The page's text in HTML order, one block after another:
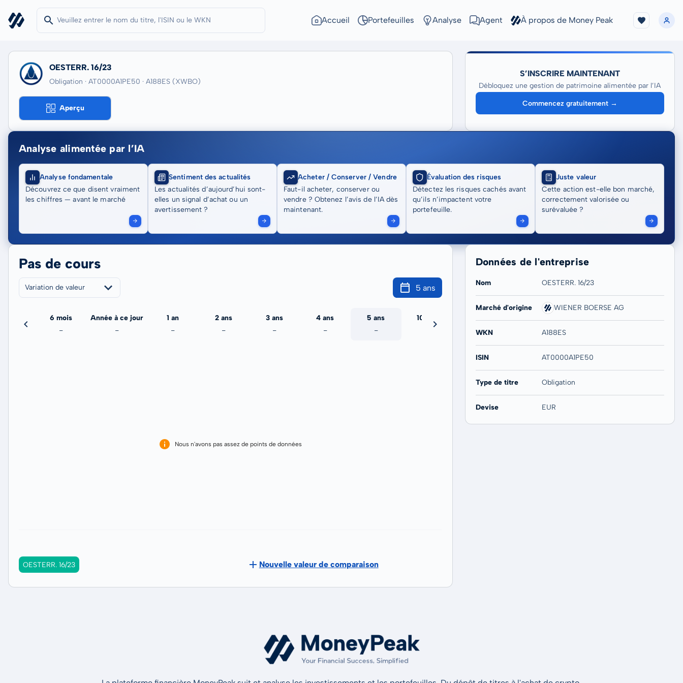
Accueil Portefeuilles Analyse Agent À propos de Money Peak
OESTERR. 16/23
Obligation · AT0000A1PE50 · A188ES (XWBO)
Aperçu
S’INSCRIRE MAINTENANT
Débloquez une gestion de patrimoine alimentée par l’IA
Commencez gratuitement →
Analyse alimentée par l’IA
Analyse fondamentale
Découvrez ce que disent vraiment
les chiffres — avant le marché
Sentiment des actualités
Les actualités d’aujourd’hui sont-
elles un signal d’achat ou un
avertissement ?
Acheter / Conserver / Vendre
Faut-il acheter, conserver ou
vendre ? Obtenez l’avis de l’IA dès
maintenant.
Évaluation des risques
Détectez les risques cachés avant
qu’ils n’impactent votre
portefeuille.
Juste valeur
Cette action est-elle bon marché,
correctement valorisée ou
surévaluée ?
Pas de cours
Variation de valeur 5 ans
6 mois
-
Année à ce jour
-
1 an
-
2 ans
-
3 ans
-
4 ans
-
5 ans
-
10 ans
-
Nous n'avons pas assez de points de données
OESTERR. 16/23 Nouvelle valeur de comparaison
Données de l'entreprise
Nom OESTERR. 16/23
Marché d'origine WIENER BOERSE AG
WKN A188ES
ISIN AT0000A1PE50
Type de titre Obligation
Devise EUR